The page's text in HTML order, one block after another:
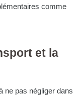
comme
et la
ne pas négliger dans